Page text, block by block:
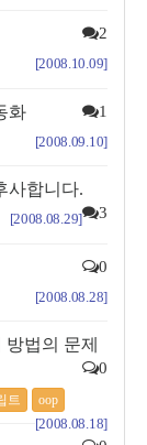
2
[2008.10.09]
화 1
[2008.09.10]
사합니다.
3
[2008.08.29]
0
[2008.08.28]
법의 문제
0
트 oop
[2008.08.18]